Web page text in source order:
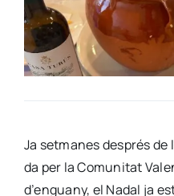
Ja set­ma­nes des­prés
da per la Comu­ni­tat
d’enguany, el Nadal ja